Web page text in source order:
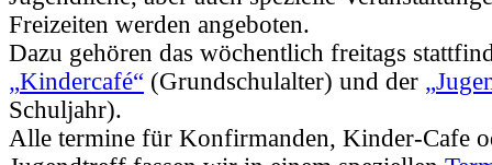
Freizeiten werden angeboten.
Dazu gehören das wöchentlich freitags
„Kindercafé“ (Grundschulalter) und der
Schuljahr).
Alle termine für Konfirmanden, Kinder-Cafe